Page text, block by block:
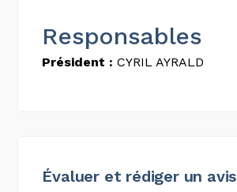
Responsables
Président : CYRIL AYRALD
Évaluer et rédiger un avis